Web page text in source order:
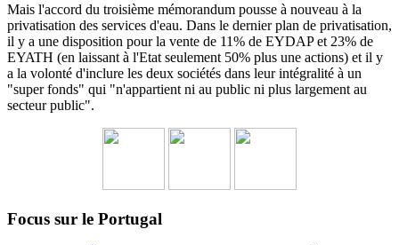
Mais l'accord du troisième mémorandum pousse à nouveau à la
privatisation des services d'eau. Dans le dernier plan de privatisation,
il y a une disposition pour la vente de 11% de EYDAP et 23% de
EYATH (en laissant à l'Etat seulement 50% plus une actions) et il y
a la volonté d'inclure les deux sociétés dans leur intégralité à un
"super fonds" qui "n'appartient ni au public ni plus largement au
secteur public".
Focus sur le Portugal